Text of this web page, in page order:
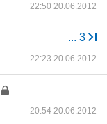
22:50 20.06.2012
... 3
22:23 20.06.2012
20:54 20.06.2012